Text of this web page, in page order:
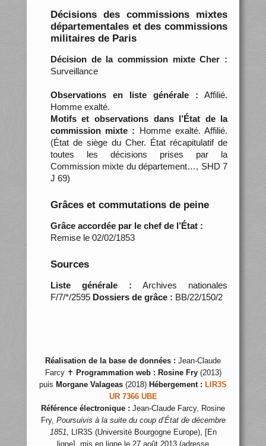
Décisions des commissions mixtes
départementales et des commissions
militaires de Paris
Décision de la commission mixte Cher :
Surveillance
Observations en liste générale : Affilié.
Homme exalté.
Motifs et observations dans l’État de la
commission mixte : Homme exalté. Affilié.
(État de siège du Cher. État récapitulatif de
toutes les décisions prises par la
Commission mixte du département…, SHD 7
J 69)
Grâces et commutations de peine
Grâce accordée par le chef de l’État :
Remise le 02/02/1853
Sources
Liste générale : Archives nationales
F/7/*/2595 Dossiers de grâce : BB/22/150/2
Réalisation de la base de données : Jean-Claude
Farcy ✝ Programmation web : Rosine Fry(2013)
puis Morgane Valageas (2018) Hébergement : LIR3S
UR 7366 UBE
Référence électronique : Jean-Claude Farcy, Rosine
Fry, Poursuivis à la suite du coup d’État de décembre
1851, LIR3S (Université Bourgogne Europe), [En
ligne], mis en ligne le 27 août 2013 (adresse